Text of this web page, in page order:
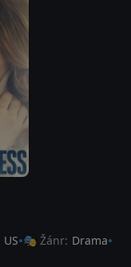
US 🎭 Žánr: Drama